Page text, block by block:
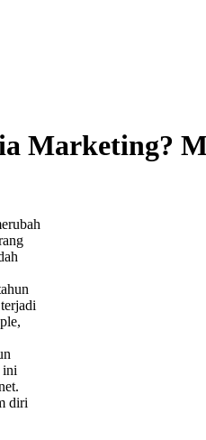
Marketing?
ini
diri